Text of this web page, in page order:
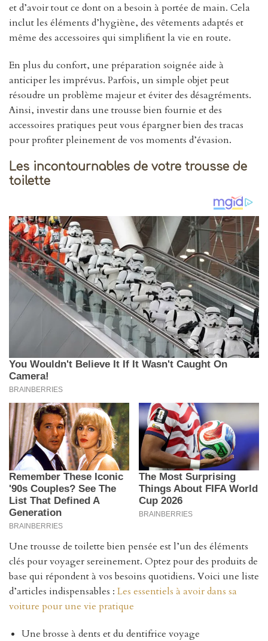
et d’avoir tout ce dont on a besoin à portée de main. Cela
inclut les éléments d’hygiène, des vêtements adaptés et
même des accessoires qui simplifient la vie en route.
En plus du confort, une préparation soignée aide à
anticiper les imprévus. Parfois, un simple objet peut
résoudre un problème majeur et éviter des désagréments.
Ainsi, investir dans une trousse bien fournie et des
accessoires pratiques peut vous épargner bien des tracas
pour profiter pleinement de vos moments d’évasion.
Les incontournables de votre trousse de
toilette
Une trousse de toilette bien pensée est l’un des éléments
clés pour voyager sereinement. Optez pour des produits de
base qui répondent à vos besoins quotidiens. Voici une liste
d’articles indispensables : Les essentiels à avoir dans sa
voiture pour une vie pratique
Une brosse à dents et du dentifrice voyage